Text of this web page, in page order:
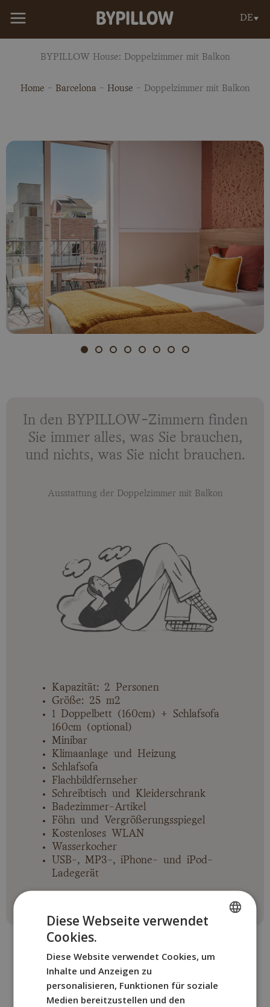
Inhalt
DE
BYPILLOW House: Doppelzimmer mit Balkon
Home - Barcelona- House - Doppelzimmer mit Balkon
In den BYPILLOW-Zimmern finden
Sie immer alles, was Sie brauchen,
und nichts, was Sie nicht brauchen.
Ausstattung der Doppelzimmer mit Balkon
Kapazität: 2 Personen
Größe: 25 m2
1 Doppelbett (160cm) + Schlafsofa
160cm (optional)
Minibar
Klimaanlage und Heizung
Schlafsofa
Flachbildfernseher
Schreibtisch und Kleiderschrank
Badezimmer-Artikel
Föhn und Vergrößerungsspiegel
Kostenloses WLAN
Wasserkocher
USB-, MP3-, iPhone- und iPod-
Ladegerät
WEITERE ZIMMER
ENGLISH
Diese Webseite verwendet
Cookies.
Diese Website verwendet Cookies, um
Inhalte und Anzeigen zu
personalisieren, Funktionen für soziale
Medien bereitzustellen und den